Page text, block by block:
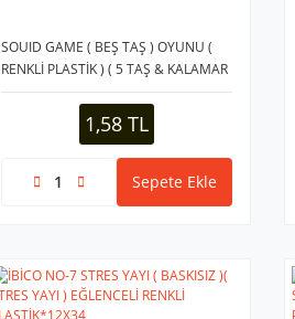
SOUID GAME ( BEŞ TAŞ ) OYUNU (
RENKLİ PLASTİK ) ( 5 TAŞ & KALAMAR
OYUNU )*250X24
1,58 TL
Sepete Ekle